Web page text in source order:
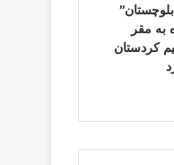
مقر
کردستان